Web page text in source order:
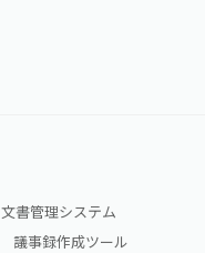
文書管理システム
議事録作成ツール